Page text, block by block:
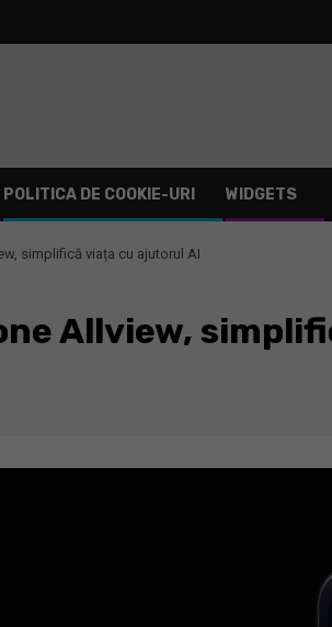
POLITICA DE COOKIE-URI WIDGETS
simplifică viața cu ajutorul AI
Allview,